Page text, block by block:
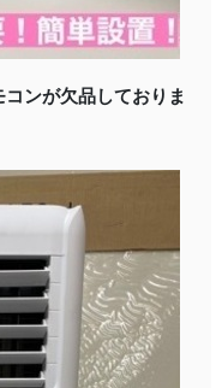
ンが欠品しておりま